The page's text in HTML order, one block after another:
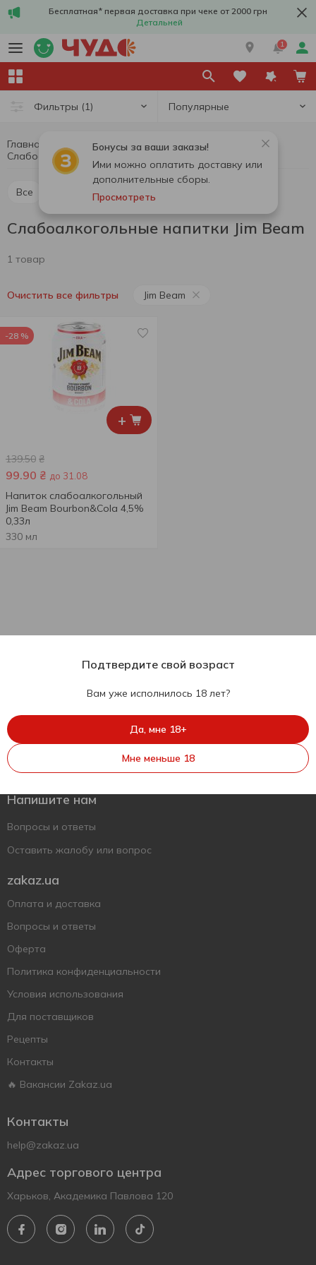
Бесплатная* первая доставка при чеке от 2000 грн
Детальней
1
Фильтры (1) Популярные
Бонусы за ваши заказы!
Ими можно оплатить доставку или
дополнительные сборы.
Просмотреть
Главная Алкоголь
Слабоалкогольные напитки
Все
Слабоалкогольные напитки Jim Beam
1 товар
Очистить все фильтры Jim Beam
+
-28 %
139.50 ₴
99.90 ₴ до 31.08
Напиток слабоалкогольный
Jim Beam Bourbon&Cola 4,5%
0,33л
330 мл
Укр
Поддержать ВСУ
Напишите нам
Вопросы и ответы
Оставить жалобу или вопрос
zakaz.ua
Оплата и доставка
Вопросы и ответы
Оферта
Политика конфиденциальности
Условия использования
Для поставщиков
Рецепты
Контакты
🔥 Вакансии Zakaz.ua
Контакты
help@zakaz.ua
Адрес торгового центра
Харьков, Академика Павлова 120
Подтвердите свой возраст
Вам уже исполнилось 18 лет?
Да, мне 18+
Мне меньше 18